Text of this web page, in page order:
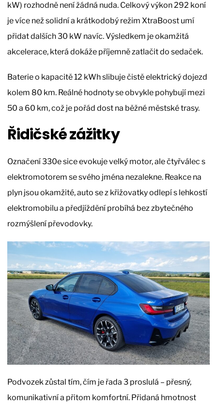
kW) rozhodně není žádná nuda. Celkový výkon 292 koní
je více než solidní a krátkodobý režim XtraBoost umí
přidat dalších 30 kW navíc. Výsledkem je okamžitá
akcelerace, která dokáže příjemně zatlačit do sedaček.
Baterie o kapacitě 12 kWh slibuje čistě elektrický dojezd
kolem 80 km. Reálné hodnoty se obvykle pohybují mezi
50 a 60 km, což je pořád dost na běžné městské trasy.
Řidičské zážitky
Označení 330e sice evokuje velký motor, ale čtyřválec s
elektromotorem se svého jména nezalekne. Reakce na
plyn jsou okamžité, auto se z křižovatky odlepí s lehkostí
elektromobilu a předjíždění probíhá bez zbytečného
rozmýšlení převodovky.
Podvozek zůstal tím, čím je řada 3 proslulá – přesný,
komunikativní a přitom komfortní. Přidaná hmotnost